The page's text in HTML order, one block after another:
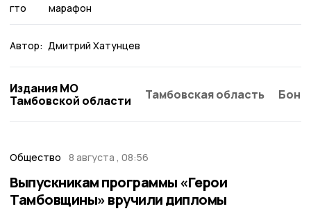
гто марафон
Автор: Дмитрий Хатунцев
Издания МО
Тамбовской области
Тамбовская область
Общество 8 августа , 08:56
Выпускникам программы «Герои
Тамбовщины» вручили дипломы